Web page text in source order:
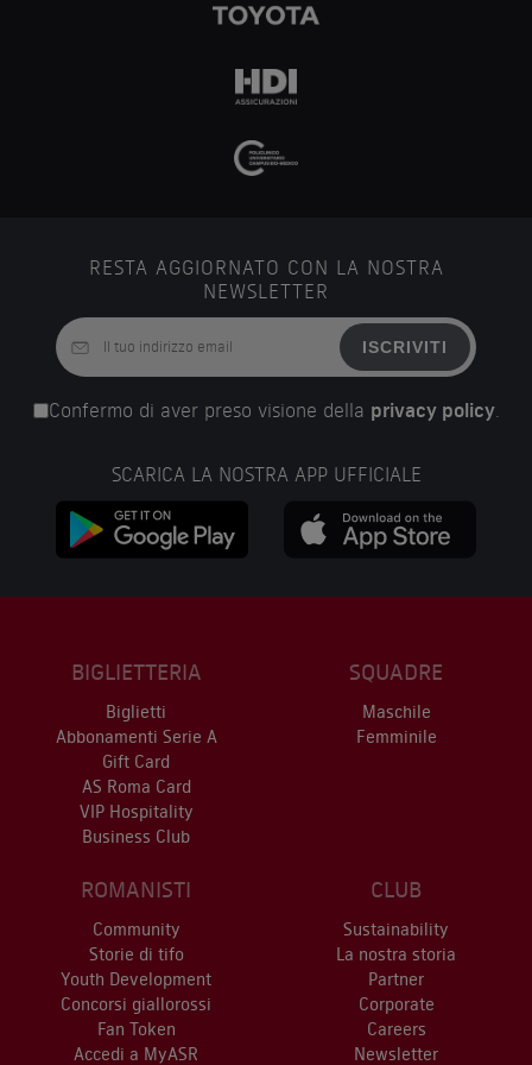
RESTA AGGIORNATO CON LA NOSTRA
NEWSLETTER
ISCRIVITI
Confermo di aver preso visione della privacy policy.
SCARICA LA NOSTRA APP UFFICIALE
BIGLIETTERIA
Biglietti
Abbonamenti Serie A
Gift Card
AS Roma Card
VIP Hospitality
Business Club
SQUADRE
Maschile
Femminile
ROMANISTI
Community
Storie di tifo
Youth Development
Concorsi giallorossi
Fan Token
Accedi a MyASR
CLUB
Sustainability
La nostra storia
Partner
Corporate
Careers
Newsletter